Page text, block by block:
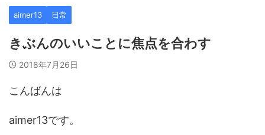
aimer13 日常
きぶんのいいことに焦点を合わす
2018年7月26日
こんばんは
aimer13です。